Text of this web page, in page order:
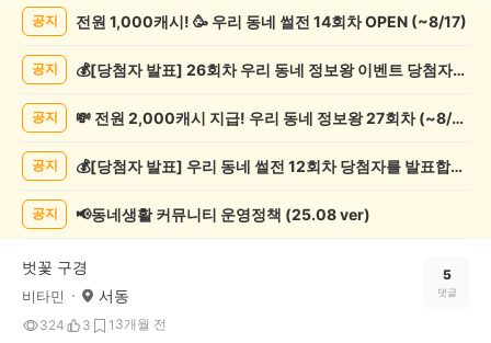
시
공지 전원 1,000캐시! 🥳 우리 동네 썰전 14회차 OPEN (~8/17)
공지 💰[당첨자 발표] 26회차 우리 동네 정보왕 이벤트 당첨자를 발표합니다!
공지 💸 전원 2,000캐시 지급! 우리 동네 정보왕 27회차 (~8/10)
공지 💰[당첨자 발표] 우리 동네 썰전 12회차 당첨자를 발표합니다!
공지 📢동네생활 커뮤니티 운영정책 (25.08 ver)
벗꽃 구경
비타민 서동
324 3 1 3개월 전
5
댓글